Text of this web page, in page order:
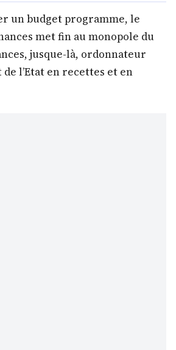
un budget programme, le
met fin au monopole du
jusque-là, ordonnateur
l’Etat en recettes et en